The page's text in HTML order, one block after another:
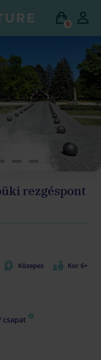
0
rezgéspont
Közepes
Kor 6+
csapat